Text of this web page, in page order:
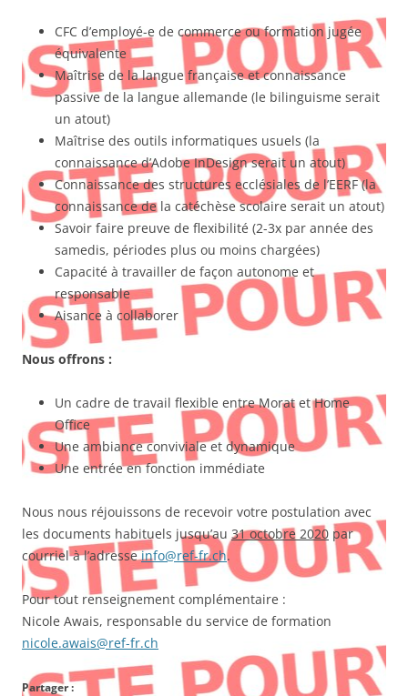
CFC d’employé-e de commerce ou formation jugée
équivalente
Maîtrise de la langue française et connaissance
passive de la langue allemande (le bilinguisme serait
un atout)
Maîtrise des outils informatiques usuels (la
connaissance d’Adobe InDesign serait un atout)
Connaissance des structures ecclésiales de l’EERF (la
connaissance de la catéchèse scolaire serait un atout)
Savoir faire preuve de flexibilité (2-3x par année des
samedis, périodes plus ou moins chargées)
Capacité à travailler de façon autonome et
responsable
Aisance à collaborer
Nous offrons :
Un cadre de travail flexible entre Morat et Home
Office
Une ambiance conviviale et dynamique
Une entrée en fonction immédiate
Nous nous réjouissons de recevoir votre postulation avec
les documents habituels jusqu’au 31 octobre 2020 par
courriel à l’adresseinfo@ref-fr.ch.
Pour tout renseignement complémentaire :
Nicole Awais, responsable du service de formation
nicole.awais@ref-fr.ch
Partager :